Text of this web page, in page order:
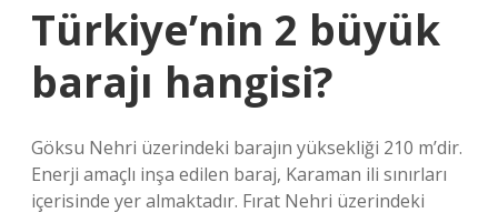
Türkiye’nin 2 büyük
barajı hangisi?
Göksu Nehri üzerindeki barajın yüksekliği 210 m’dir.
Enerji amaçlı inşa edilen baraj, Karaman ili sınırları
içerisinde yer almaktadır. Fırat Nehri üzerindeki